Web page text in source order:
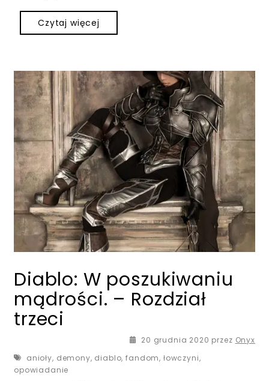
Czytaj więcej
Diablo: W poszukiwaniu
mądrości. – Rozdział
trzeci
20 grudnia 2020 przez Onyx
anioły, demony, diablo,fandom, łowczyni,
opowiadanie